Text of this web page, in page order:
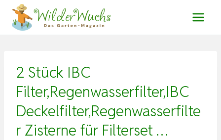
Zum
Inhalt
2 Stück IBC
Filter,Regenwasserfilter,IBC
Deckelfilter,Regenwasserfilte
r Zisterne für Filterset …